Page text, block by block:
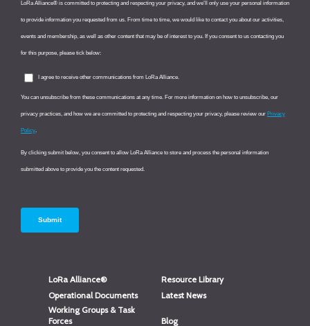
LoRa Alliance®
Resource Library
Operational Documents
Latest News
Working Groups & Task
Forces
Blog